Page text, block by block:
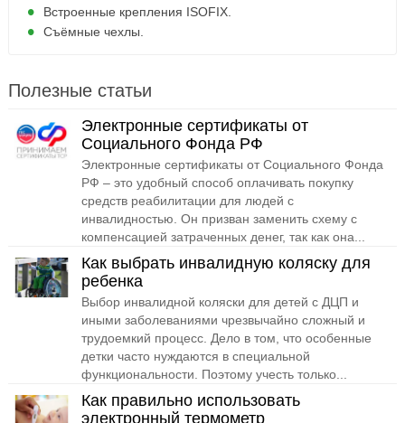
Встроенные крепления ISOFIX.
Съёмные чехлы.
Полезные статьи
Электронные сертификаты от
Социального Фонда РФ
Электронные сертификаты от Социального Фонда
РФ – это удобный способ оплачивать покупку
средств реабилитации для людей с
инвалидностью. Он призван заменить схему с
компенсацией затраченных денег, так как она...
Как выбрать инвалидную коляску для
ребенка
Выбор инвалидной коляски для детей с ДЦП и
иными заболеваниями чрезвычайно сложный и
трудоемкий процесс. Дело в том, что особенные
детки часто нуждаются в специальной
функциональности. Поэтому учесть только...
Как правильно использовать
электронный термометр